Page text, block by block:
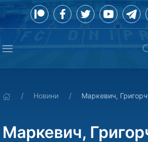
Новини Маркевич,
Маркевич,